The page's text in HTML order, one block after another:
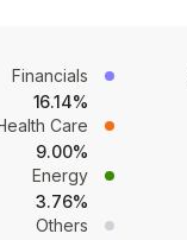
Financials
16.14%
Care
9.00%
Energy
3.76%
Others